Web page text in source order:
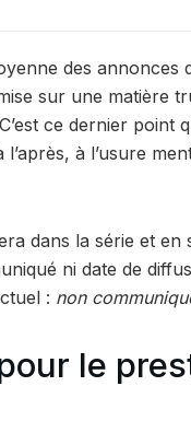
des annonces
sur une matière
ce dernier point
l’après, à l’usure
dans la série et en
ni date de
: non
le